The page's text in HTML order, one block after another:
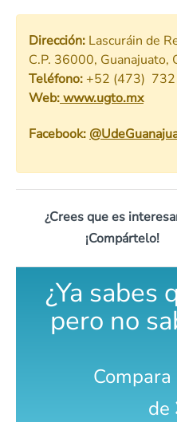
Dirección: Lascuráin de
C.P. 36000, Guanajuato,
Teléfono: +52 (473)
Web:www.ugto.mx
Facebook:
¿Crees que es
¡Compártelo!
¿Ya sabes
pero no
de